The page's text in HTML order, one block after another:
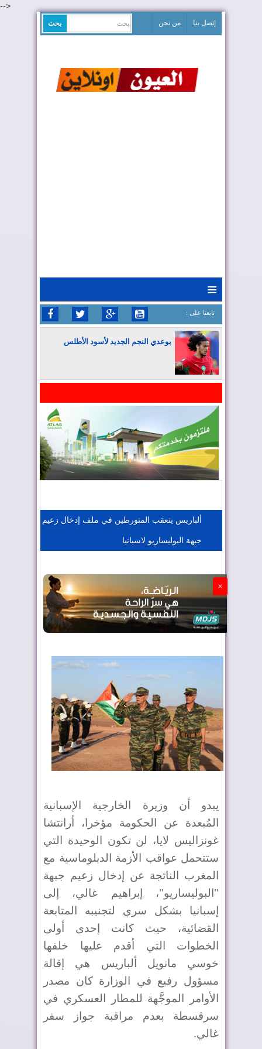
-->
إتصل بنا من نحن
≡
: تابعنا على
بوعدي النجم الجديد لأسود الأطلس
المغرب يعزز موقعه في صناعة الطيران
الجزائر تستسلم لفرنسا
ألباريس يتعقب المتورطين في ملف إدخال زعيم
جبهة البوليساريو لاسبانيا
×
يبدو أن وزيرة الخارجية الإسبانية
المُبعدة عن الحكومة مؤخرا، أرانتشا
غونزاليس لايا، لن تكون الوحيدة التي
ستتحمل عواقب الأزمة الدبلوماسية مع
المغرب الناتجة عن إدخال زعيم جبهة
"البوليساريو"، إبراهيم غالي، إلى
إسبانيا بشكل سري لتجنيبه المتابعة
القضائية، حيث كانت إحدى أولى
الخطوات التي أقدم عليها خلفها
خوسي مانويل ألباريس هي إقالة
مسؤول رفيع في الوزارة كان مصدر
الأوامر الموجَّهة للمطار العسكري في
سرقسطة بعدم مراقبة جواز سفر
غالي.